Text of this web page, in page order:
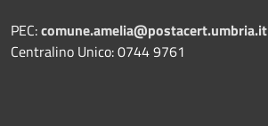
PEC:comune.amelia@postacert.umbria.it
Centralino Unico: 0744 9761